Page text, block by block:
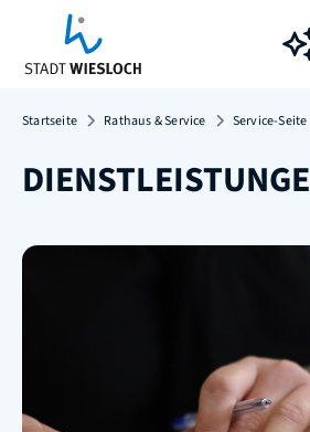
Startseite Rathaus & Service Service-Seite